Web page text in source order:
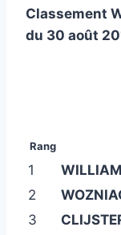
Classement
du 30 août
Rang
1
2
3